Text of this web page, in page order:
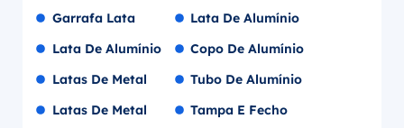
Garrafa Lata
Lata De Alumínio
Latas De Metal
Latas De Metal
Lata De Alumínio
Copo De Alumínio
Tubo De Alumínio
Tampa E Fecho